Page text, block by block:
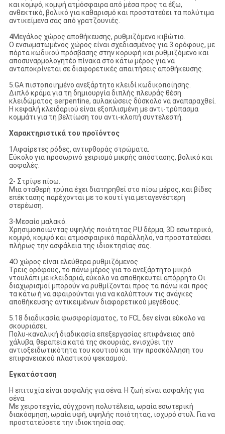
και κομψό, κομψή ατμόσφαιρα από μέσα προς τα έξω,
ανθεκτικό, βολικό για καθαρισμό και προστατεύει τα πολύτιμα
αντικείμενα σας από γρατζουνιές.
4Μεγάλος χώρος αποθήκευσης, ρυθμιζόμενο κιβώτιο.
Ο ενσωματωμένος χώρος είναι σχεδιασμένος για 3 ορόφους, με
πόρτα κωδικού πρόσβασης στην κορυφή και ρυθμιζόμενο και
αποσυναρμολογητέο πίνακα στο κάτω μέρος για να
ανταποκρίνεται σε διαφορετικές απαιτήσεις αποθήκευσης.
5.GA πιστοποιημένο ανεξάρτητο κλειδί κωδικοποίησης.
Διπλό κράμα για τη δημιουργία διπλής πλευράς θέση
κλειδώματος serpentine, αυλακώσεις δύσκολο να αναπαραχθεί.
Η κεφαλή κλειδαριού είναι εξοπλισμένη με αντι-τρύπασμα
κομμάτι για τη βελτίωση του αντι-κλοπή συντελεστή.
Χαρακτηριστικά του προϊόντος
1Αφαίρετες ρόδες, αντιφθοράς στρώματα.
Εύκολο για προσωρινό χειρισμό μικρής απόστασης, βολικό και
ασφαλές.
2- Στρίψε πίσω.
Μια σταθερή τρύπα έχει διατηρηθεί στο πίσω μέρος, και βίδες
επέκτασης παρέχονται με το κουτί για μεταγενέστερη
στερέωση.
3-Μεσαίο μαλακό.
Χρησιμοποιώντας υψηλής ποιότητας PU δέρμα, 3D εσωτερικό,
κομψό, κομψό και ατμοσφαιρικό παράλληλο, να προστατεύσει
πλήρως την ασφάλεια της ιδιοκτησίας σας.
4Ο χώρος είναι ελεύθερα ρυθμιζόμενος.
Τρεις ορόφους, το πάνω μέρος για το ανεξάρτητο μικρό
ντουλάπι με κλειδαριά, εύκολο να αποθηκευτεί απόρρητο.Οι
διαχωρισμοί μπορούν να ρυθμίζονται προς τα πάνω και προς
τα κάτω ή να αφαιρούνται για να καλύπτουν τις ανάγκες
αποθήκευσης αντικειμένων διαφορετικού μεγέθους.
5.18 διαδικασία φωσφορίσματος, το FCL δεν είναι εύκολο να
σκουριάσει.
Πολυ-καναλική διαδικασία επεξεργασίας επιφάνειας από
χάλυβα, θεραπεία κατά της σκουριάς, ενισχύει την
αντιοξειδωτικότητα του κουτιού και την προσκόλληση του
επιφανειακού πλαστικού ψεκασμού.
Εγκατάσταση
Η επιτυχία είναι ασφαλής για σένα. Η ζωή είναι ασφαλής για
σένα.
Με χειροτεχνία, σύγχρονη πολυτέλεια, ωραία εσωτερική
διακόσμηση, ωραία υφή, υψηλής ποιότητας, ισχυρό στυλ. Για να
προστατεύσετε την ιδιοκτησία σας.